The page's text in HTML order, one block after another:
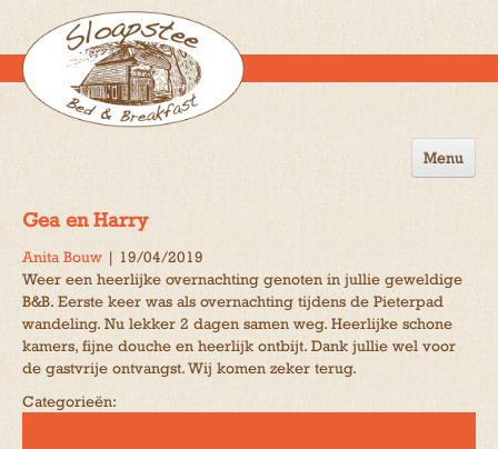
Menu
Omgeving
Activiteiten
Gea en Harry
Anita Bouw | 19/04/2019
Weer een heerlijke overnachting genoten in jullie geweldige
B&B. Eerste keer was als overnachting tijdens de Pieterpad
wandeling. Nu lekker 2 dagen samen weg. Heerlijke schone
kamers, fijne douche en heerlijk ontbijt. Dank jullie wel voor
de gastvrije ontvangst. Wij komen zeker terug.
Categorieën: